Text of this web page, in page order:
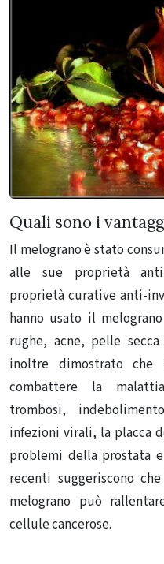
Quali sono i
Il melograno è stato
alle sue proprietà
proprietà curative anti-
hanno usato il
rughe, acne, pelle
inoltre dimostrato
combattere la
trombosi,
infezioni virali, la placca
problemi della prostata
recenti suggeriscono
melograno può
cellule cancerose.